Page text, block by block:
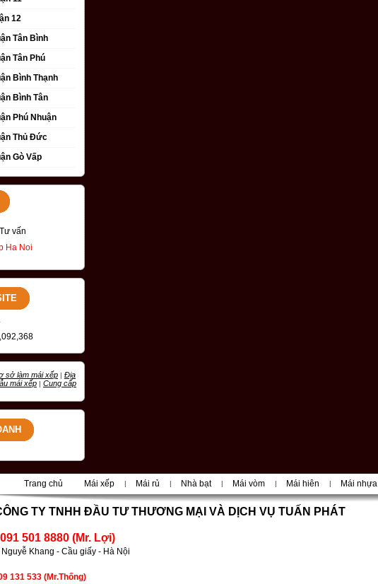
12
Tân Bình
Tân Phú
Bình Thạnh
Bình Tân
Phú Nhuận
Thủ Đức
Gò Vấp
vấn
sở làm mái xếp | Địa
mái xếp | Cung cấp
Trang chủ Mái xếp | Mái rủ | Nhà bạt | Mái vòm | Mái hiên | Mái nhựa
TY TNHH ĐẦU TƯ THƯƠNG MẠI VÀ DỊCH VỤ TUẤN PHÁT
501 8880 (Mr. Lợi)
Nguyễ Khang - Cầu giấy - Hà Nội
131 533 (Mr.Thống)